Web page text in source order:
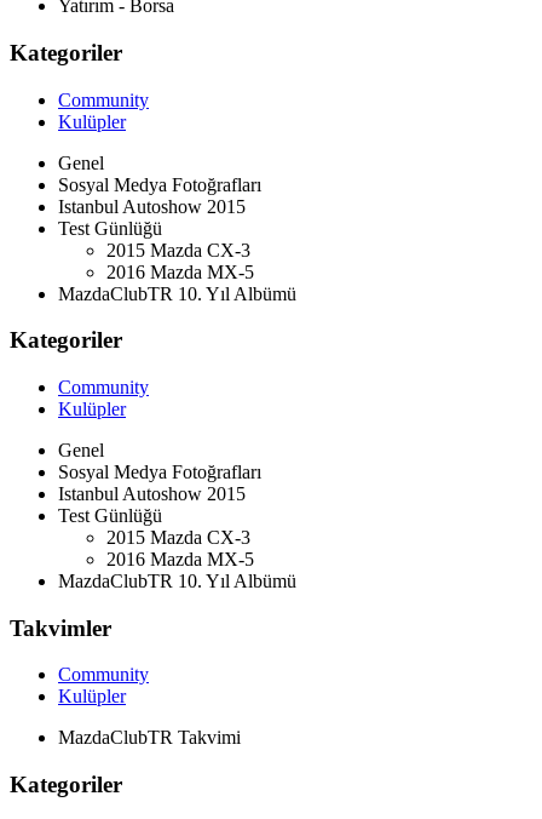
Yatırım - Borsa
Kategoriler
Community
Kulüpler
Genel
Sosyal Medya Fotoğrafları
Istanbul Autoshow 2015
Test Günlüğü
2015 Mazda CX-3
2016 Mazda MX-5
MazdaClubTR 10. Yıl Albümü
Kategoriler
Community
Kulüpler
Genel
Sosyal Medya Fotoğrafları
Istanbul Autoshow 2015
Test Günlüğü
2015 Mazda CX-3
2016 Mazda MX-5
MazdaClubTR 10. Yıl Albümü
Takvimler
Community
Kulüpler
MazdaClubTR Takvimi
Kategoriler